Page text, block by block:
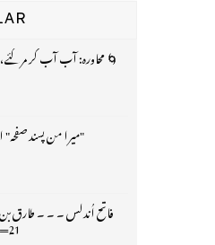
🌀 محاورہ: آب آب کر مر
"میرا من پسند
فاتح اُندلس ۔ ۔ ۔ طارق بن
21═(ملاگا کی فتح )═